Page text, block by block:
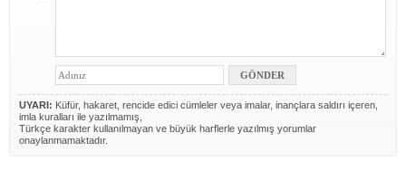
UYARI: Küfür, hakaret, rencide edici cümleler veya imalar, inançlara saldırı içeren,
imla kuralları ile yazılmamış,
Türkçe karakter kullanılmayan ve büyük harflerle yazılmış yorumlar
onaylanmamaktadır.